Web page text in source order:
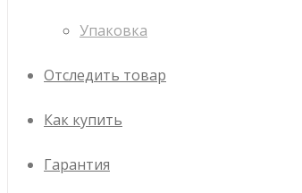
Упаковка
Отследить товар
Как купить
Гарантия